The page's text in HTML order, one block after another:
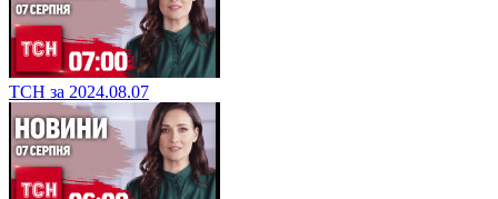
ТСН за 2024.08.07